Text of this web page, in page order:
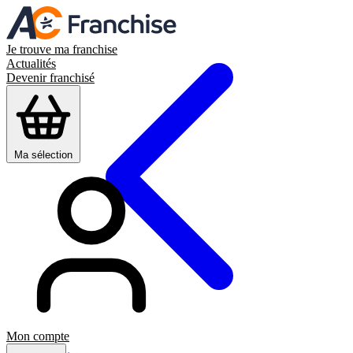
Je trouve ma franchise
Actualités
Devenir franchisé
Ma sélection
Mon compte